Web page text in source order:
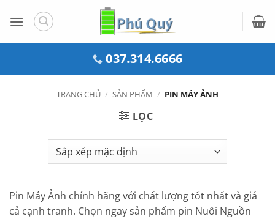
qua
037.314.6666
TRANG CHỦ / SẢN PHẨM / PIN MÁY ẢNH
LỌC
Pin Máy Ảnh chính hãng với chất lượng tốt nhất và giá
cả cạnh tranh. Chọn ngay sản phẩm pin Nuôi Nguồn